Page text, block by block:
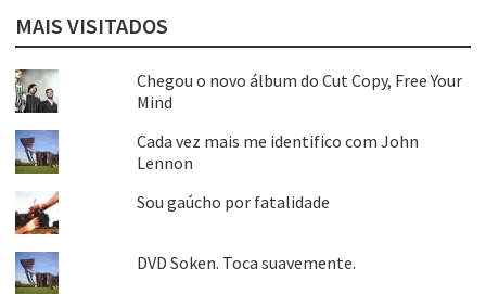
MAIS VISITADOS
Chegou o novo álbum do Cut Copy, Free Your
Mind
Cada vez mais me identifico com John
Lennon
Sou gaúcho por fatalidade
DVD Soken. Toca suavemente.